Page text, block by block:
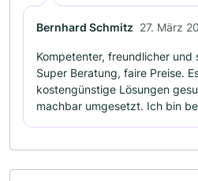
Bernhard Schmitz 27. März
Kompetenter, freundlicher und
Super Beratung, faire Preise.
kostengünstige Lösungen
machbar umgesetzt. Ich bin